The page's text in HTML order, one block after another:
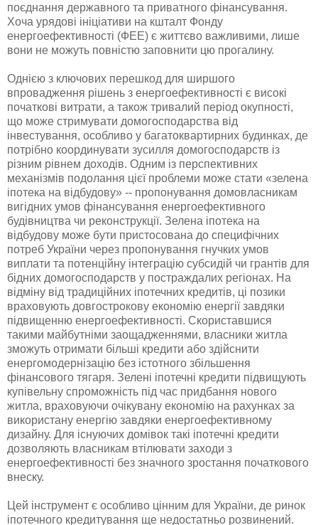
поєднання державного та приватного фінансування.
Хоча урядові ініціативи на кшталт Фонду
енергоефективності (ФЕЕ) є життєво важливими, лише
вони не можуть повністю заповнити цю прогалину.
Однією з ключових перешкод для ширшого
впровадження рішень з енергоефективності є високі
початкові витрати, а також тривалий період окупності,
що може стримувати домогосподарства від
інвестування, особливо у багатоквартирних будинках, де
потрібно координувати зусилля домогосподарств із
різним рівнем доходів. Одним із перспективних
механізмів подолання цієї проблеми може стати «зелена
іпотека на відбудову» -- пропонування домовласникам
вигідних умов фінансування енергоефективного
будівництва чи реконструкції. Зелена іпотека на
відбудову може бути пристосована до специфічних
потреб України через пропонування гнучких умов
виплати та потенційну інтеграцію субсидій чи грантів для
бідних домогосподарств у постраждалих регіонах. На
відміну від традиційних іпотечних кредитів, ці позики
враховують довгострокову економію енергії завдяки
підвищенню енергоефективності. Скориставшися
такими майбутніми заощадженнями, власники житла
зможуть отримати більші кредити або здійснити
енергомодернізацію без істотного збільшення
фінансового тягаря. Зелені іпотечні кредити підвищують
купівельну спроможність під час придбання нового
житла, враховуючи очікувану економію на рахунках за
використану енергію завдяки енергоефективному
дизайну. Для існуючих домівок такі іпотечні кредити
дозволяють власникам втілювати заходи з
енергоефективності без значного зростання початкового
внеску.
Цей інструмент є особливо цінним для України, де ринок
іпотечного кредитування ще недостатньо розвинений.